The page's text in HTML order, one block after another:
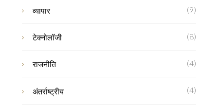
व्यापार (9)
टेक्नोलॉजी (8)
राजनीति (4)
अंतर्राष्ट्रीय (4)